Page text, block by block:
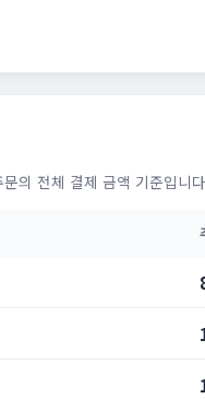
의 전체 결제 금액 기준입니